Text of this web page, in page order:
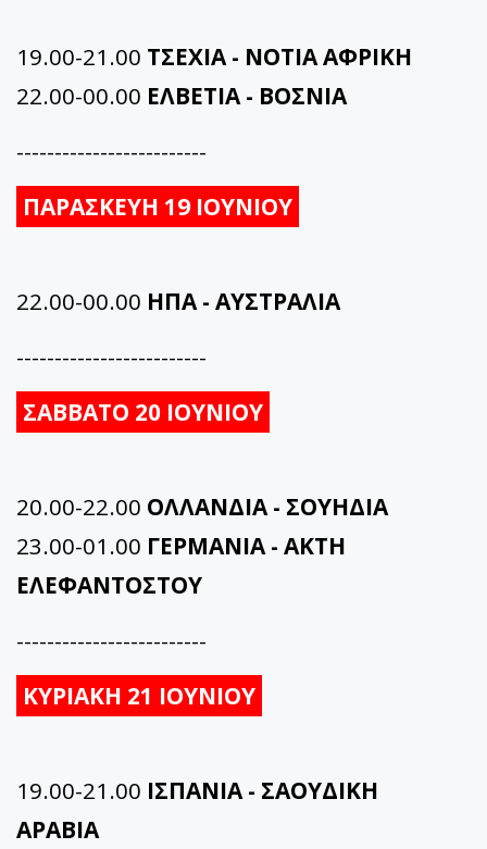
19.00-21.00 ΤΣΕΧΙΑ - ΝΟΤΙΑ ΑΦΡΙΚΗ
22.00-00.00 ΕΛΒΕΤΙΑ - ΒΟΣΝΙΑ
-------------------------
ΠΑΡΑΣΚΕΥΗ 19 ΙΟΥΝΙΟΥ
22.00-00.00 ΗΠΑ - ΑΥΣΤΡΑΛΙΑ
-------------------------
ΣΑΒΒΑΤΟ 20 ΙΟΥΝΙΟΥ
20.00-22.00 ΟΛΛΑΝΔΙΑ - ΣΟΥΗΔΙΑ
23.00-01.00 ΓΕΡΜΑΝΙΑ - ΑΚΤΗ
ΕΛΕΦΑΝΤΟΣΤΟΥ
-------------------------
ΚΥΡΙΑΚΗ 21 ΙΟΥΝΙΟΥ
19.00-21.00 ΙΣΠΑΝΙΑ - ΣΑΟΥΔΙΚΗ
ΑΡΑΒΙΑ